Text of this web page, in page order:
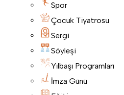
Spor
Çocuk Tiyatrosu
Sergi
Söyleşi
Yılbaşı Programları
İmza Günü